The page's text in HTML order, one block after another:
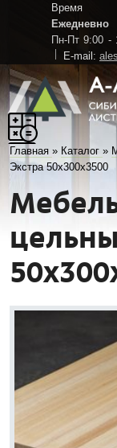
Время
Пн-Пт 9:00 -
E-mail:
Главная » Каталог »
Экстра 50х300х3500